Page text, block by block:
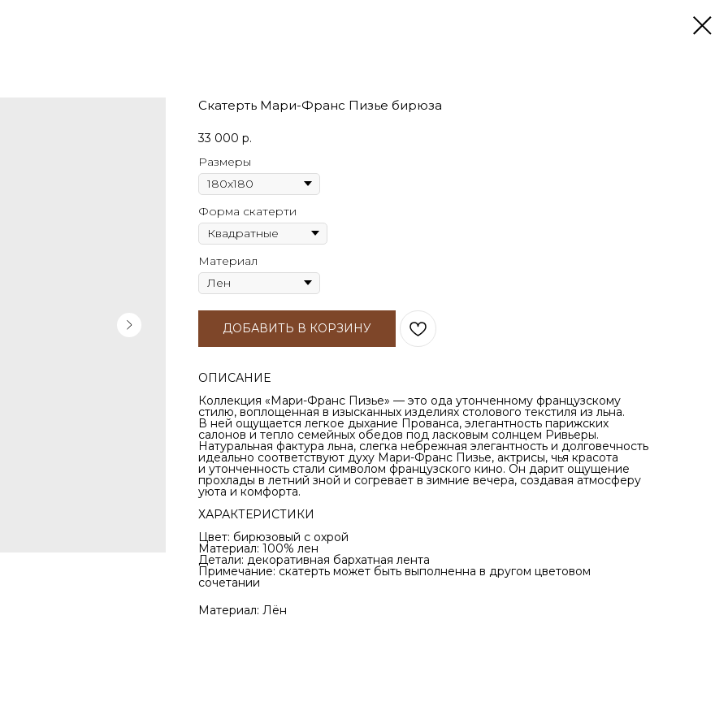
Скатерть Мари-Франс Пизье бирюза
33 000 р.
Размеры
Форма скатерти
Материал
ДОБАВИТЬ В КОРЗИНУ
ОПИСАНИЕ
Коллекция «Мари-Франс Пизье» — это ода утонченному французскому
стилю, воплощенная в изысканных изделиях столового текстиля из льна.
В ней ощущается легкое дыхание Прованса, элегантность парижских
салонов и тепло семейных обедов под ласковым солнцем Ривьеры.
Натуральная фактура льна, слегка небрежная элегантность и долговечность
идеально соответствуют духу Мари-Франс Пизье, актрисы, чья красота
и утонченность стали символом французского кино. Он дарит ощущение
прохлады в летний зной и согревает в зимние вечера, создавая атмосферу
уюта и комфорта.
ХАРАКТЕРИСТИКИ
Цвет: бирюзовый с охрой
Материал: 100% лен
Детали: декоративная бархатная лента
Примечание: скатерть может быть выполненна в другом цветовом
сочетании
Материал: Лён